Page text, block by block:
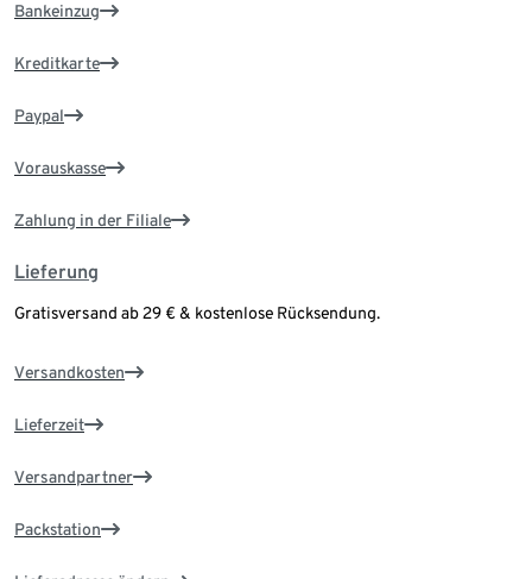
Bankeinzug
Kreditkarte
Paypal
Vorauskasse
Zahlung in der Filiale
Lieferung
Gratisversand ab 29 € & kostenlose Rücksendung.
Versandkosten
Lieferzeit
Versandpartner
Packstation